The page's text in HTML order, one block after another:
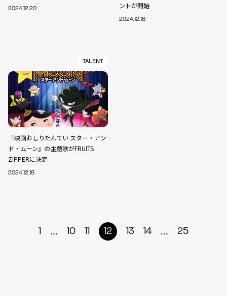
2024.12.20
ントが開始
2024.12.18
TALENT
『映画おしりたんてい スター・アン
ド・ムーン』の主題歌がFRUITS
ZIPPERに決定
2024.12.18
1 ... 10 11 12 13 14 ... 25